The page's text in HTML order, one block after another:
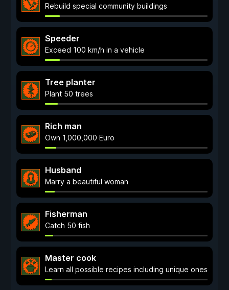
Rebuild special community buildings
Speeder
Exceed 100 km/h in a vehicle
Tree planter
Plant 50 trees
Rich man
Own 1,000,000 Euro
Husband
Marry a beautiful woman
Fisherman
Catch 50 fish
Master cook
Learn all possible recipes including unique ones